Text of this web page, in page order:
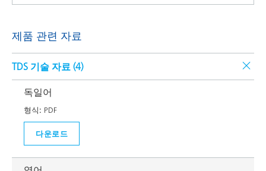
제품 관련 자료
TDS 기술 자료 (4)
독일어
형식: PDF
다운로드